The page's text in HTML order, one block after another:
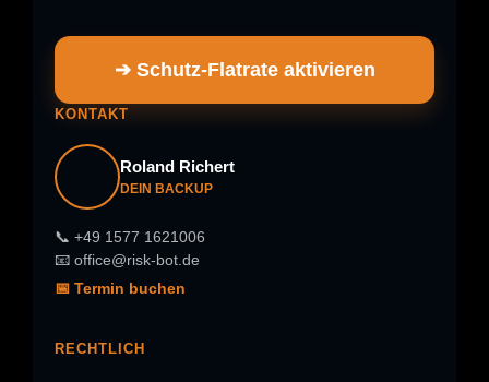
➔ Schutz-Flatrate aktivieren
KONTAKT
Roland Richert
DEIN BACKUP
📞 +49 1577 1621006
📧 office@risk-bot.de
📅 Termin buchen
RECHTLICH